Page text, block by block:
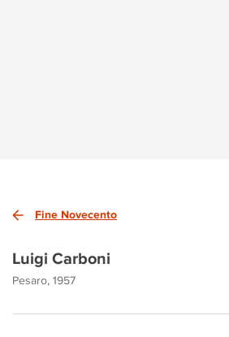
Fine Novecento
Luigi Carboni
Pesaro, 1957